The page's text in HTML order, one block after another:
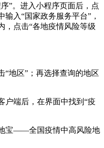
”。进入小程序页面后，点
入“国家政务服务平台”，
，点击“各地疫情风险等级
“地区”；再选择查询的地区
户端后，在界面中找到“疫
宝——全国疫情中高风险地